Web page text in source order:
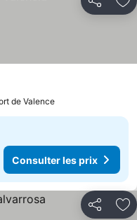
Partager
de Valence
Consulter les prix
Partager